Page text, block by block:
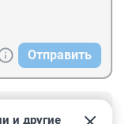
Отправить
и другие